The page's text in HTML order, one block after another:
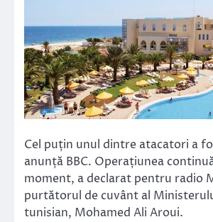
Cel puțin unul dintre atacatori a
anunță BBC. Operațiunea
moment, a declarat pentru radio
purtătorul de cuvânt al
tunisian, Mohamed Ali Aroui.